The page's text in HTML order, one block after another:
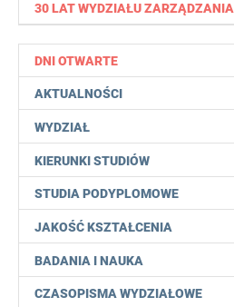
30 LAT WYDZIAŁU ZARZĄDZANIA
DNI OTWARTE
AKTUALNOŚCI
WYDZIAŁ
KIERUNKI STUDIÓW
STUDIA PODYPLOMOWE
JAKOŚĆ KSZTAŁCENIA
BADANIA I NAUKA
CZASOPISMA WYDZIAŁOWE